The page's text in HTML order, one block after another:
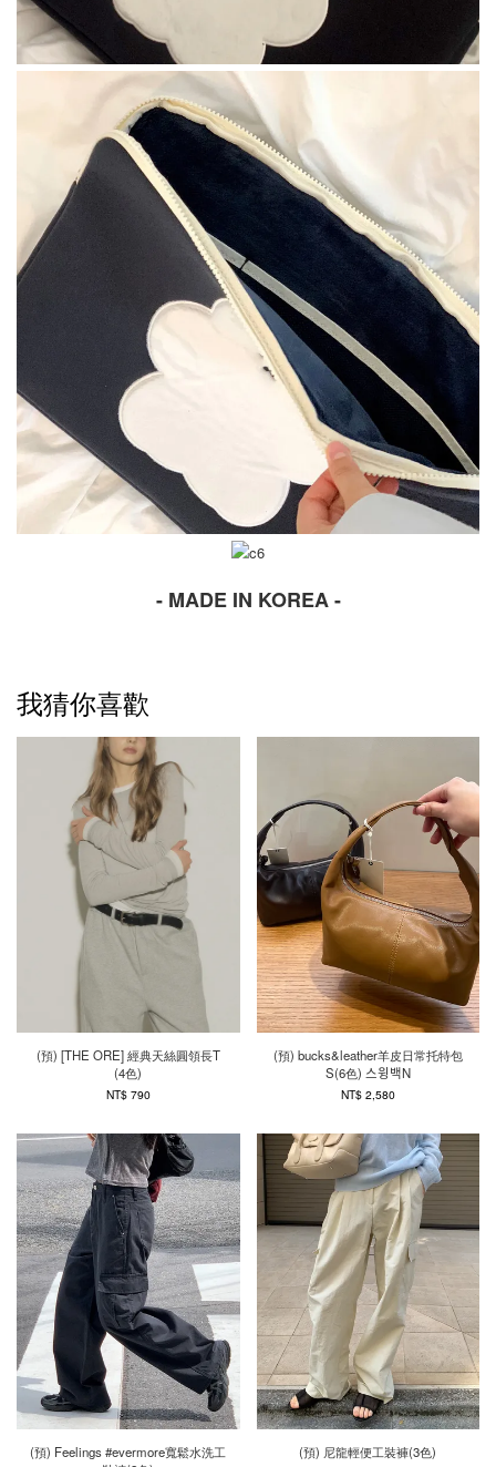
- MADE IN KOREA -
我猜你喜歡
(預) [THE ORE] 經典天絲圓領長T
(4色)
NT$ 790
(預) bucks&leather羊皮日常托特包
S(6色) 스윙백N
NT$ 2,580
(預) Feelings #evermore寬鬆水洗工
(預) 尼龍輕便工裝褲(3色)